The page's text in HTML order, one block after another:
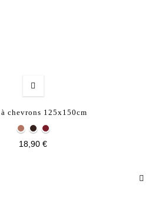
chevrons 125x150cm
18,90 €